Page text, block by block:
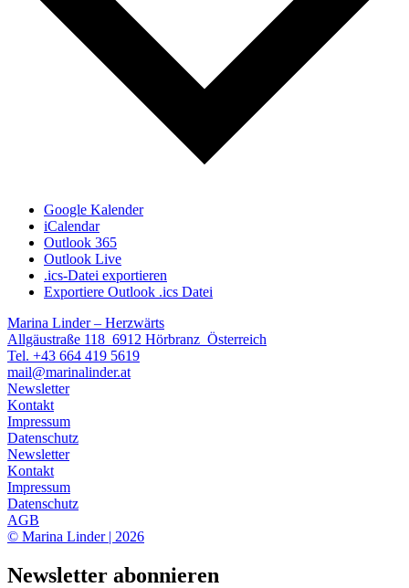
Google Kalender
iCalendar
Outlook 365
Outlook Live
.ics-Datei exportieren
Exportiere Outlook .ics Datei
Marina Linder – Herzwärts
Allgäustraße 118 6912 Hörbranz Österreich
Tel. +43 664 419 5619
mail@marinalinder.at
Newsletter
Kontakt
Impressum
Datenschutz
Newsletter
Kontakt
Impressum
Datenschutz
AGB
© Marina Linder | 2026
Newsletter abonnieren